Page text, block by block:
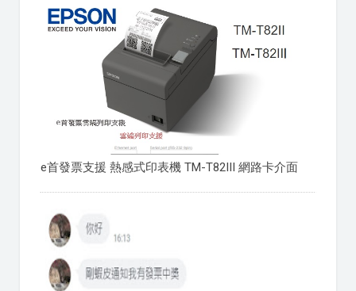
e首發票支援 熱感式印表機 TM-T82III 網路卡介面